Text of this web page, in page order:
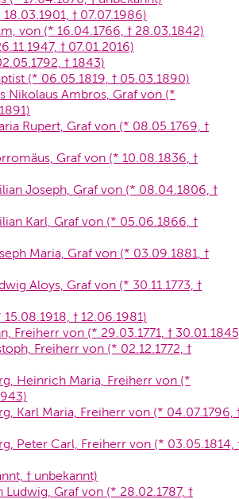
† 07.07.1986)
von (* 16.04.1766, † 28.03.1842)
† 07.01.2016)
† 1843)
(* 06.05.1819, † 05.03.1890)
Nikolaus Ambros, Graf von (*
Rupert, Graf von (* 08.05.1769, †
Graf von (* 10.08.1836, †
Joseph, Graf von (* 08.04.1806, †
Karl, Graf von (* 05.06.1866, †
Maria, Graf von (* 03.09.1881, †
Aloys, Graf von (* 30.11.1773, †
† 12.06.1981)
Freiherr von (* 29.03.1771, †
Freiherr von (* 02.12.1772, †
Heinrich Maria, Freiherr von (*
Karl Maria, Freiherr von (* 04.07.1796,
Peter Carl, Freiherr von (* 03.05.1814,
† unbekannt)
Ludwig, Graf von (* 28.02.1787, †